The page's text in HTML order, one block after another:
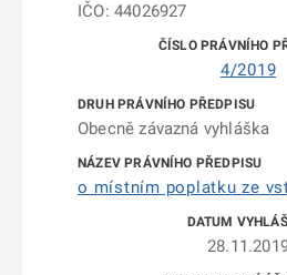
IČO: 44026927
4/2019
Obecně závazná vyhláška
o místním poplatku ze